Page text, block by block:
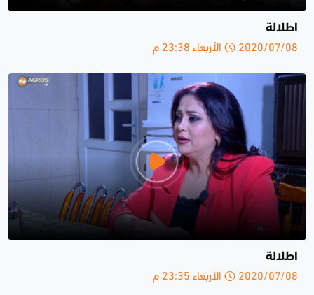
اطلالة
2020/07/08 الأربعاء 23:38 م
اطلالة
2020/07/08 الأربعاء 23:35 م